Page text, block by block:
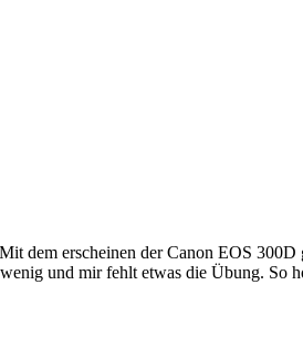
dem erscheinen der Canon EOS
und mir fehlt etwas die Übung. So